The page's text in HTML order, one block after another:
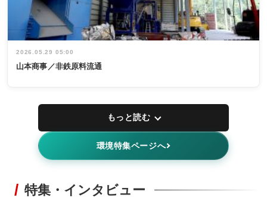
2026.05.29 05:00
山本商事／非鉄原料流通
もっと読む
環境特集ページへ
特集・インタビュー